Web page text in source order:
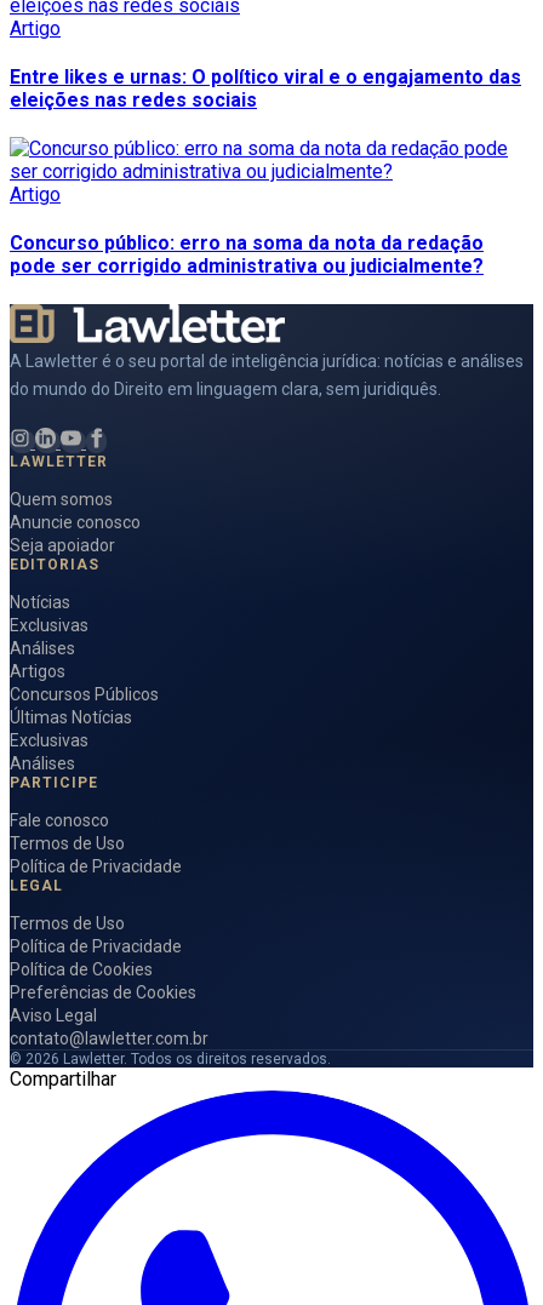
Artigo
Entre likes e urnas: O político viral e o engajamento das
eleições nas redes sociais
Artigo
Concurso público: erro na soma da nota da redação
pode ser corrigido administrativa ou judicialmente?
A Lawletter é o seu portal de inteligência jurídica: notícias e análises
do mundo do Direito em linguagem clara, sem juridiquês.
LAWLETTER
Quem somos
Anuncie conosco
Seja apoiador
EDITORIAS
Notícias
Exclusivas
Análises
Artigos
Concursos Públicos
Últimas Notícias
Exclusivas
Análises
PARTICIPE
Fale conosco
Termos de Uso
Política de Privacidade
LEGAL
Termos de Uso
Política de Privacidade
Política de Cookies
Preferências de Cookies
Aviso Legal
contato@lawletter.com.br
© 2026 Lawletter. Todos os direitos reservados.
Compartilhar